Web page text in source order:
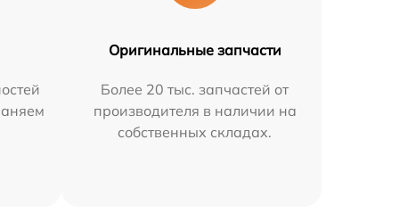
Оригинальные запчасти
Более 20 тыс. запчастей от
производителя в наличии на
собственных складах.